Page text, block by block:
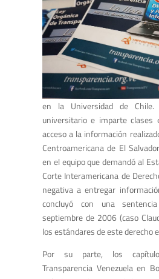
en la Universidad de
universitario e imparte clases
acceso a la información
Centroamericana de El
en el equipo que demandó al
Corte Interamericana de
negativa a entregar
concluyó con una
septiembre de 2006 (caso
los estándares de este derecho
Por su parte, los
Transparencia Venezuela en